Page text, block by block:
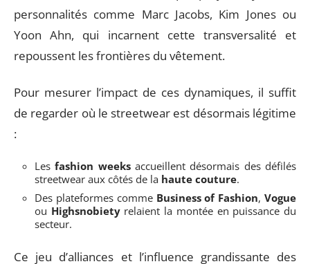
personnalités comme Marc Jacobs, Kim Jones ou
Yoon Ahn, qui incarnent cette transversalité et
repoussent les frontières du vêtement.
Pour mesurer l’impact de ces dynamiques, il suffit
de regarder où le streetwear est désormais légitime
:
Lesfashion weeksaccueillent désormais des défilés
streetwear aux côtés de la haute couture.
Des plateformes comme Business of Fashion,Vogue
ou Highsnobietyrelaient la montée en puissance du
secteur.
Ce jeu d’alliances et l’influence grandissante des